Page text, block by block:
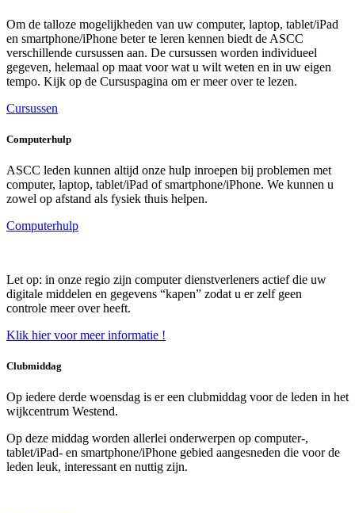
Om de talloze mogelijkheden van uw computer, laptop, tablet/iPad
en smartphone/iPhone beter te leren kennen biedt de ASCC
verschillende cursussen aan. De cursussen worden individueel
gegeven, helemaal op maat voor wat u wilt weten en in uw eigen
tempo. Kijk op de Cursuspagina om er meer over te lezen.
Cursussen
Computerhulp
ASCC leden kunnen altijd onze hulp inroepen bij problemen met
computer, laptop, tablet/iPad of smartphone/iPhone. We kunnen u
zowel op afstand als fysiek thuis helpen.
Computerhulp
Let op: in onze regio zijn computer dienstverleners actiefdie uw
digitale middelen en gegevens “kapen” zodat u er zelf geen
controle meer over heeft.
Klik hier voor meer informatie !
Clubmiddag
Op iedere derde woensdag is ereen clubmiddag voor de leden in het
wijkcentrum Westend.
Op deze middag worden allerlei onderwerpen op computer-,
tablet/iPad- en smartphone/iPhone gebied aangesneden die voor de
leden leuk, interessant en nuttig zijn.